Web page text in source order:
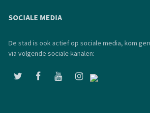
SOCIALE MEDIA
De stad is ook actief op sociale media, kom
via volgende sociale kanalen: